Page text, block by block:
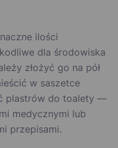
ilości
dla środowiska
złożyć go na pół
w saszetce
plastrów do toalety —
medycznymi lub
przepisami.